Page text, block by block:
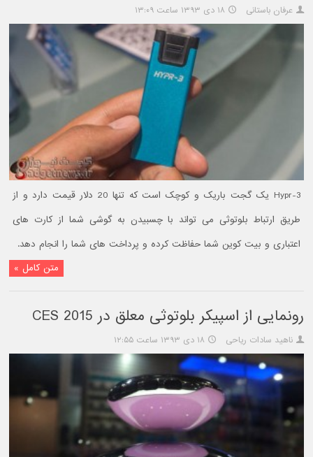
عرفان باستانی ۱۸ دی ۱۳۹۳ ساعت ۱۳:۰۹
Hypr-3 یک گجت باریک و کوچک است که تنها 20 دلار قیمت دارد و از
طریق ارتباط بلوتوثی می تواند با چسبیدن به گوشی شما از کارت های
اعتباری و بیت کوین شما حفاظت کرده و پرداخت های شما را انجام دهد.
متن کامل »
رونمایی از اسپیکر بلوتوثی معلق در CES 2015
ناهید سادات ریاحی ۱۸ دی ۱۳۹۳ ساعت ۱۲:۵۵